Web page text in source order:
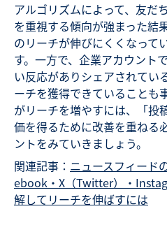
アルゴリズムによって、友だ
を重視する傾向が強まった結
のリーチが伸びにくくなって
す。一方で、企業アカウント
い反応がありシェアされてい
ーチを獲得できていることも
がリーチを増やすには、「投
価を得るために改善を重ねる
ントをみていきましょう。
関連記事： ニュースフィード
ebook・X（Twitter）・
解してリーチを伸ばすには